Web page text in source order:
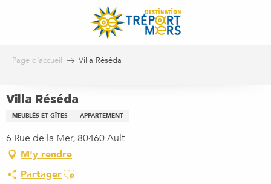
Page d’accueil Villa Réséda
Villa Réséda
MEUBLÉS ET GÎTES APPARTEMENT
6 Rue de la Mer, 80460 Ault
M'y rendre
PartagerAjouter aux favoris